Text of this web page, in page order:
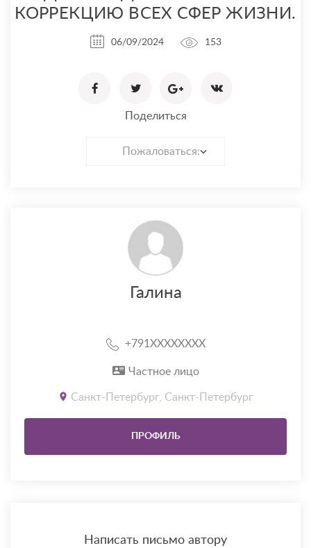
КОРРЕКЦИЮ ВСЕХ СФЕР ЖИЗНИ.
06/09/2024 153
Поделиться
Пожаловаться:
Галина
+791XXXXXXXX
Частное лицо
Санкт-Петербург, Санкт-Петербург
ПРОФИЛЬ
Написать письмо автору